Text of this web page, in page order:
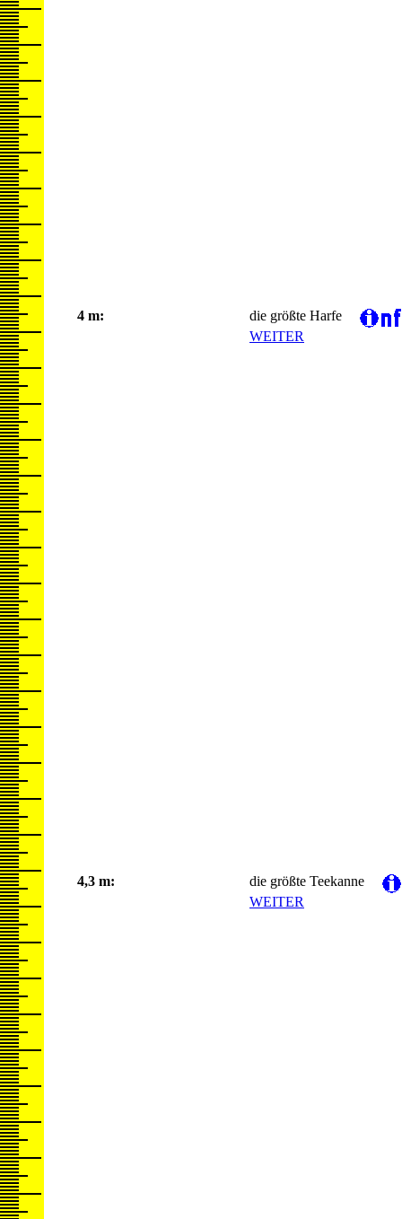
4 m:
die größte Harfe
WEITER
4,3 m:
die größte Teekanne
WEITER